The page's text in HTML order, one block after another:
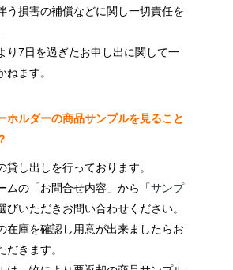
う損害の補償などに関し一切責任を
り7日を過ぎたお申し出に関して一
ねます。
ホルダーの商品サンプルを見ること
貸し出しを行っております。
ムの「お問合せ内容」から「サンプ
びいただきお問い合わせください。
在庫を確認し用意が出来ましたらお
だきます。